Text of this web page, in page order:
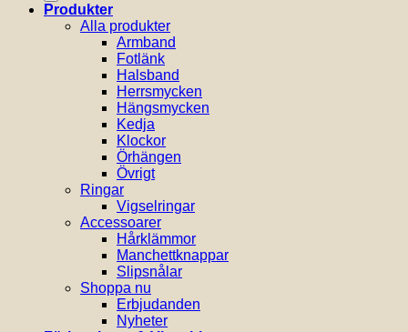
Produkter
Alla produkter
Armband
Fotlänk
Halsband
Herrsmycken
Hängsmycken
Kedja
Klockor
Örhängen
Övrigt
Ringar
Vigselringar
Accessoarer
Hårklämmor
Manchettknappar
Slipsnålar
Shoppa nu
Erbjudanden
Nyheter